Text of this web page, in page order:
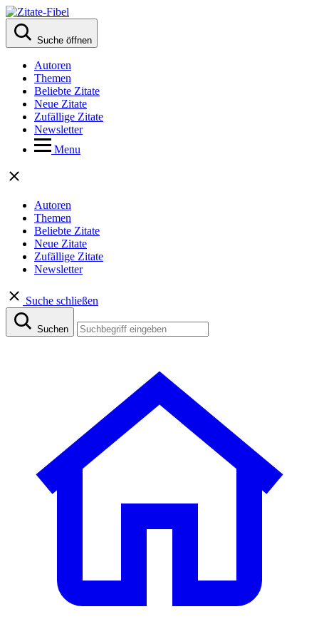
Suche öffnen
Autoren
Themen
Beliebte Zitate
Neue Zitate
Zufällige Zitate
Newsletter
Menu
Autoren
Themen
Beliebte Zitate
Neue Zitate
Zufällige Zitate
Newsletter
Suche schließen
Suchen